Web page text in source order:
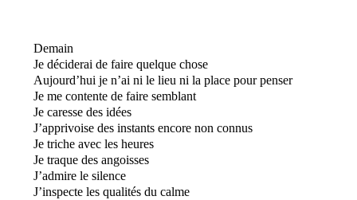
Demain
Je déciderai de faire quelque chose
Aujourd’hui je n’ai ni le lieu ni la place pour penser
Je me contente de faire semblant
Je caresse des idées
J’apprivoise des instants encore non connus
Je triche avec les heures
Je traque des angoisses
J’admire le silence
J’inspecte les qualités du calme